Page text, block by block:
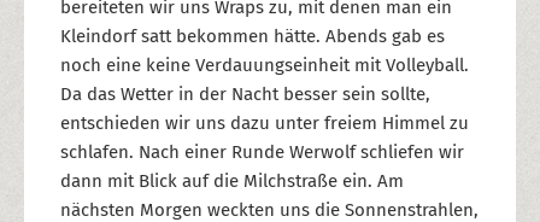
bereiteten wir uns Wraps zu, mit denen man ein
Kleindorf satt bekommen hätte. Abends gab es
noch eine keine Verdauungseinheit mit Volleyball.
Da das Wetter in der Nacht besser sein sollte,
entschieden wir uns dazu unter freiem Himmel zu
schlafen. Nach einer Runde Werwolf schliefen wir
dann mit Blick auf die Milchstraße ein. Am
nächsten Morgen weckten uns die Sonnenstrahlen,